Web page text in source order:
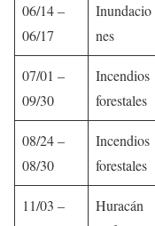
06/14 –
06/17
Inundacio
nes
07/01 –
09/30
Incendios
forestales
08/24 –
08/30
Incendios
forestales
11/03 –
Huracán